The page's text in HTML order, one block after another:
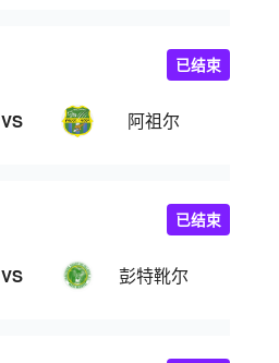
VS 阿祖尔
已结束
VS 彭特靴尔
已结束